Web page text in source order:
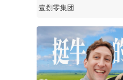
壹捌零集团